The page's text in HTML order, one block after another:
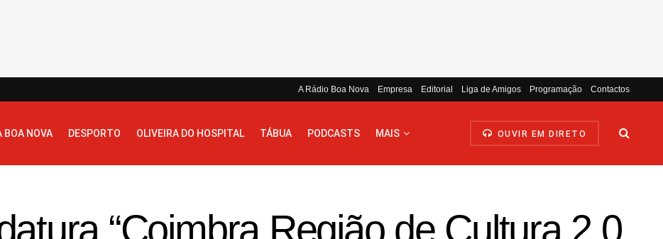
A Rádio Boa Nova Empresa Editorial Liga de Amigos Programação Contactos
BOA NOVA DESPORTO OLIVEIRA DO HOSPITAL TÁBUA PODCASTS MAIS OUVIR EM DIRETO
“Coimbra Região de Cultura 2.0